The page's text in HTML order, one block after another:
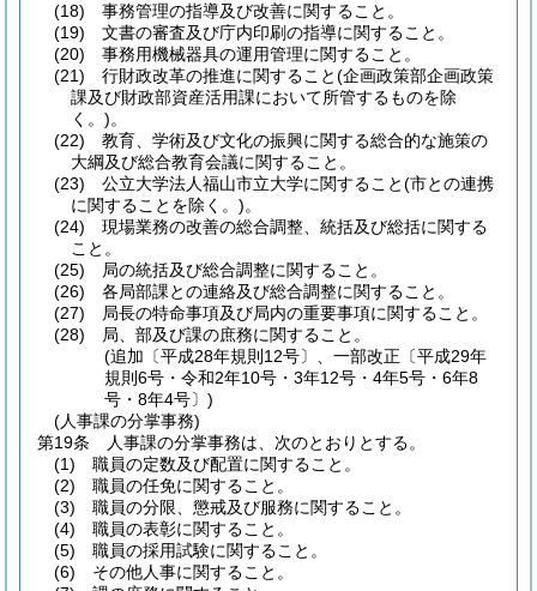
(18)
事務管理の指導及び改善に関すること。
(19)
文書の審査及び庁内印刷の指導に関すること。
(20)
事務用機械器具の運用管理に関すること。
(21)
行財政改革の推進に関すること(企画政策部企画政策
課及び財政部資産活用課において所管するものを除
く。)。
(22)
教育、学術及び文化の振興に関する総合的な施策の
大綱及び総合教育会議に関すること。
(23)
公立大学法人福山市立大学に関すること(市との連携
に関することを除く。)。
(24)
現場業務の改善の総合調整、統括及び総括に関する
こと。
(25)
局の統括及び総合調整に関すること。
(26)
各局部課との連絡及び総合調整に関すること。
(27)
局長の特命事項及び局内の重要事項に関すること。
(28)
局、部及び課の庶務に関すること。
(追加〔平成28年規則12号〕、一部改正〔平成29年
規則6号・令和2年10号・3年12号・4年5号・6年8
号・8年4号〕)
(人事課の分掌事務)
第19条
人事課の分掌事務は、次のとおりとする。
(1)
職員の定数及び配置に関すること。
(2)
職員の任免に関すること。
(3)
職員の分限、懲戒及び服務に関すること。
(4)
職員の表彰に関すること。
(5)
職員の採用試験に関すること。
(6)
その他人事に関すること。